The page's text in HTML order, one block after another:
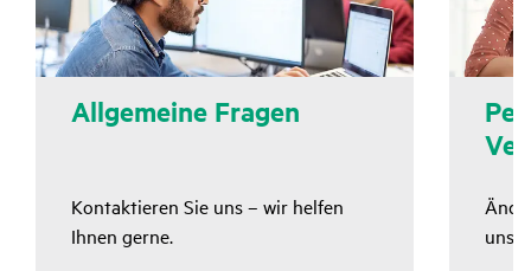
Allge­meine Fragen
Kontak­tieren Sie uns – wir helfen
Ihnen gerne.